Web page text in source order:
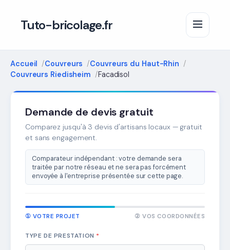
Tuto-bricolage.fr
Accueil Couvreurs
Couvreurs du Haut-Rhin
Couvreurs Riedisheim
Facadisol
Demande de devis gratuit
Comparez jusqu'à 3 devis d'artisans locaux — gratuit
et sans engagement.
Comparateur indépendant : votre demande sera
traitée par notre réseau et ne sera pas forcément
envoyée à l'entreprise présentée sur cette page.
① VOTRE PROJET ② VOS COORDONNÉES
TYPE DE PRESTATION *